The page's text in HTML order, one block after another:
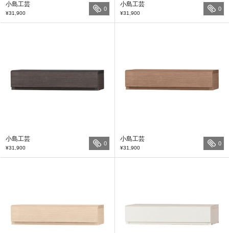
小島工芸
¥31,900
0
小島工芸
¥31,900
0
小島工芸
¥31,900
0
小島工芸
¥31,900
0